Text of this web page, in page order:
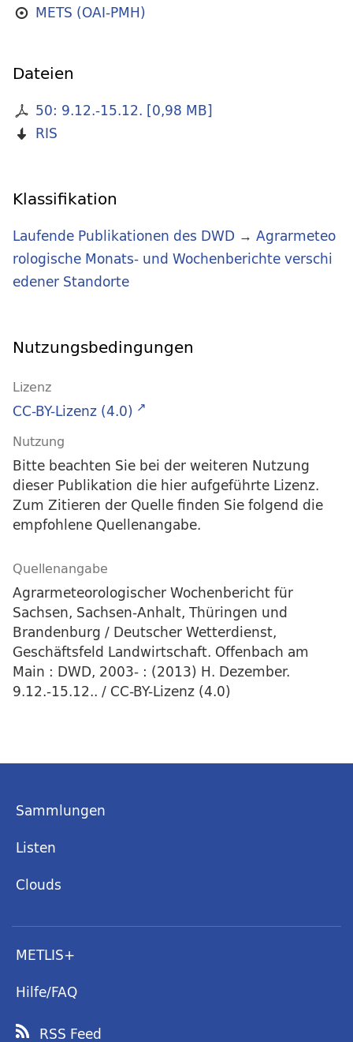
METS (OAI-PMH)
Dateien
50: 9.12.-15.12. [0,98 MB]
RIS
Klassifikation
Laufende Publikationen des DWD → Agrarmeteo
rologische Monats- und Wochenberichte verschi
edener Standorte
Nutzungsbedingungen
Lizenz
CC-BY-Lizenz (4.0)
Nutzung
Bitte beachten Sie bei der weiteren Nutzung
dieser Publikation die hier aufgeführte Lizenz.
Zum Zitieren der Quelle finden Sie folgend die
empfohlene Quellenangabe.
Quellenangabe
Agrarmeteorologischer Wochenbericht für
Sachsen, Sachsen-Anhalt, Thüringen und
Brandenburg / Deutscher Wetterdienst,
Geschäftsfeld Landwirtschaft. Offenbach am
Main : DWD, 2003- : (2013) H. Dezember.
9.12.-15.12.. / CC-BY-Lizenz (4.0)
Sammlungen
Listen
Clouds
METLIS+
Hilfe/FAQ
RSS Feed